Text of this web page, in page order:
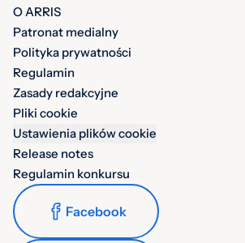
O ARRIS
Patronat medialny
Polityka prywatności
Regulamin
Zasady redakcyjne
Pliki cookie
Ustawienia plików cookie
Release notes
Regulamin konkursu
Facebook